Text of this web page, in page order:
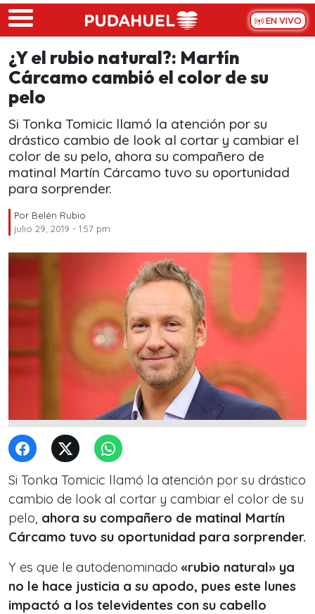
Skip to main content
EN VIVO
¿Y el rubio natural?: Martín
Cárcamo cambió el color de su
pelo
Si Tonka Tomicic llamó la atención por su
drástico cambio de look al cortar y cambiar el
color de su pelo, ahora su compañero de
matinal Martín Cárcamo tuvo su oportunidad
para sorprender.
Por Belén Rubio
julio 29, 2019 - 1:57 pm
Si Tonka Tomicic llamó la atención por su drástico
cambio de look al cortar y cambiar el color de su
pelo, ahora su compañero de matinal Martín
Cárcamo tuvo su oportunidad para sorprender.
Y es que le autodenominado «rubio natural» ya
no le hace justicia a su apodo, pues este lunes
impactó a los televidentes con su cabello